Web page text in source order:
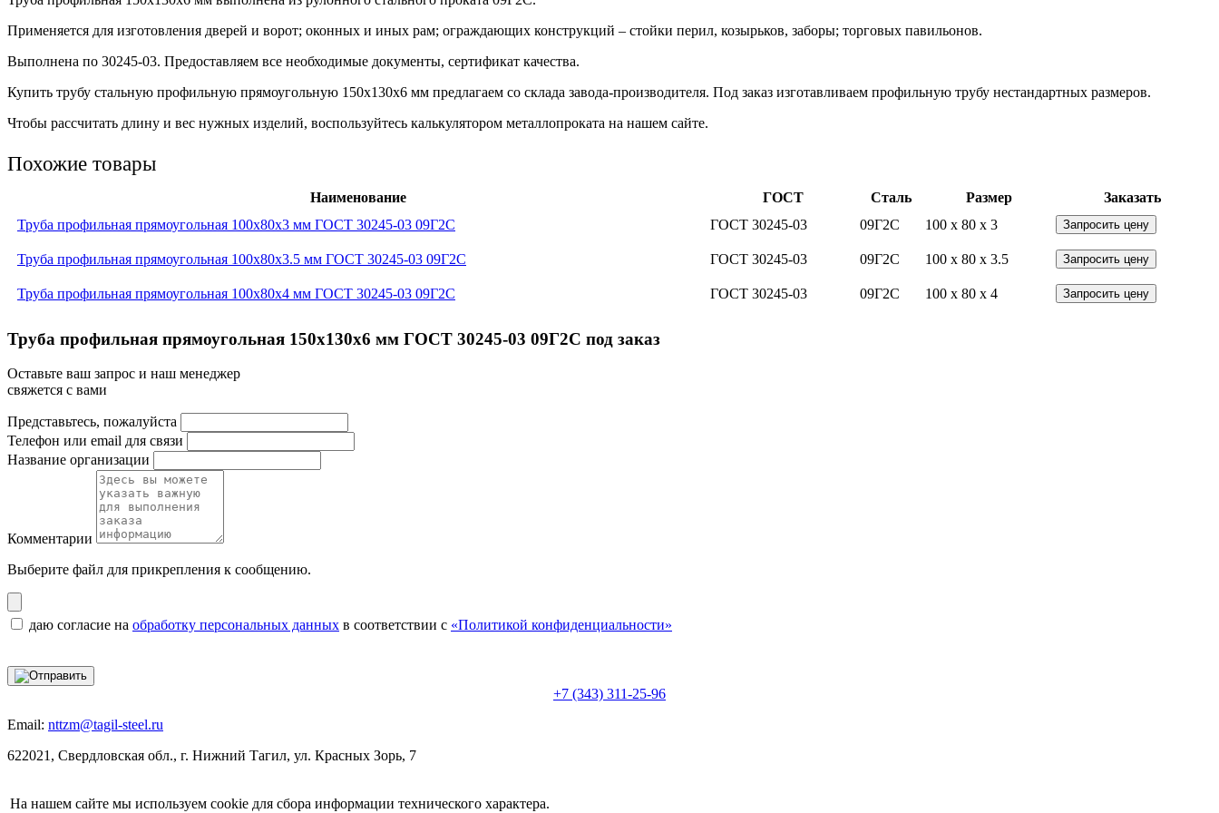
Применяется для изготовления дверей и ворот; оконных и иных рам; ограждающих конструкций – стойки перил, козырьков, заборы; торговых павильонов.
Выполнена по 30245-03. Предоставляем все необходимые документы, сертификат качества.
Купить трубу стальную профильную прямоугольную 150х130х6 мм предлагаем со склада завода-производителя. Под заказ изготавливаем профильную трубу нестандартных размеров.
Чтобы рассчитать длину и вес нужных изделий, воспользуйтесь калькулятором металлопроката на нашем сайте.
Похожие товары
Наименование ГОСТ Сталь Размер
Заказать
Труба профильная прямоугольная 100x80x3 мм ГОСТ 30245-03 09Г2С
ГОСТ 30245-03 09Г2С 100 x 80 x 3 Запросить цену
Труба профильная прямоугольная 100x80x3.5 мм ГОСТ 30245-03 09Г2С ГОСТ 30245-03 09Г2С 100 x 80 x 3.5 Запросить цену
Труба профильная прямоугольная 100x80x4 мм ГОСТ 30245-03 09Г2С ГОСТ 30245-03 09Г2С 100 x 80 x 4 Запросить цену
Труба профильная прямоугольная 150x130x6 мм ГОСТ 30245-03 09Г2С под заказ
Оставьте ваш запрос и наш менеджер
свяжется с вами
Представьтесь, пожалуйста
Телефон или email для связи
Название организации
Комментарии
Выберите файл для прикрепления к сообщению.
даю согласие на обработку персональных данных в соответствии с «Политикой конфиденциальности»
+7 (343) 311-25-96
Email: nttzm@tagil-steel.ru
622021, Свердловская обл., г. Нижний Тагил, ул. Красных Зорь, 7
На нашем сайте мы используем cookie для сбора информации технического характера.